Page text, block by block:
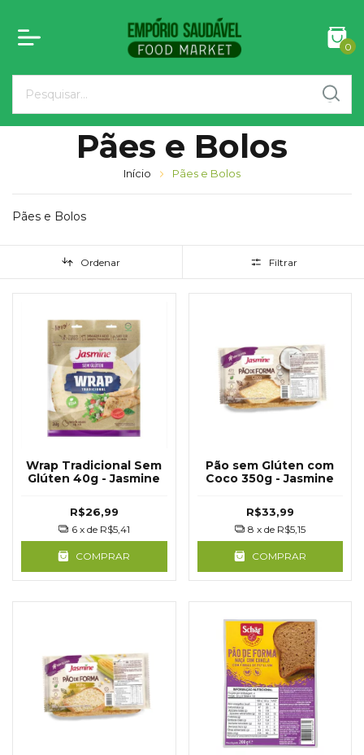
0
Pães e Bolos
Início Pães e Bolos
Pães e Bolos
Ordenar Filtrar
Wrap Tradicional Sem
Glúten 40g - Jasmine
R$26,99
6 x de R$5,41
COMPRAR
Pão sem Glúten com
Coco 350g - Jasmine
R$33,99
8 x de R$5,15
COMPRAR